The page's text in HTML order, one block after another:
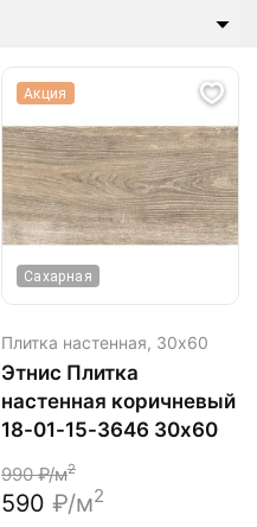
Акция
Сахарная
Плитка настенная, 30х60
Этнис Плитка
настенная коричневый
18-01-15-3646 30х60
990₽/м2
590 ₽/м2